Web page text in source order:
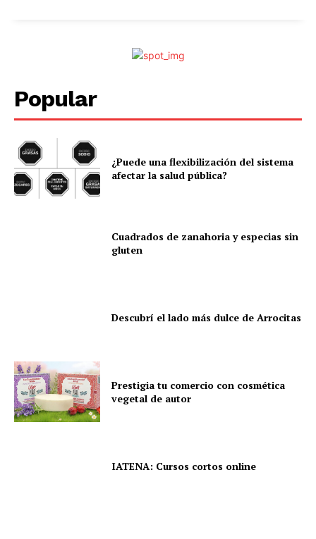
Popular
¿Puede una flexibilización del sistema
afectar la salud pública?
Cuadrados de zanahoria y especias sin
gluten
Descubrí el lado más dulce de Arrocitas
Prestigia tu comercio con cosmética
vegetal de autor
IATENA: Cursos cortos online